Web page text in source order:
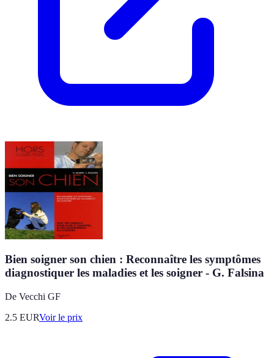
Bien soigner son chien : Reconnaître les symptômes
diagnostiquer les maladies et les soigner - G. Falsina
De Vecchi GF
2.5 EURVoir le prix